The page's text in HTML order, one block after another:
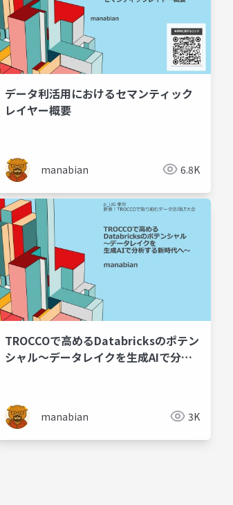
データ利活用におけるセマンティック
レイヤー概要
manabian 6.8K
TROCCOで高めるDatabricksのポテン
シャル～データレイクを生成AIで分析
manabian 3K